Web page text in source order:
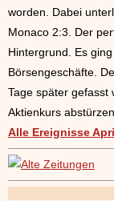
worden. Dabei
Monaco 2:3. Der
Hintergrund. Es
Börsengeschäfte.
Tage später gefasst
Aktienkurs
Alle Ereignisse